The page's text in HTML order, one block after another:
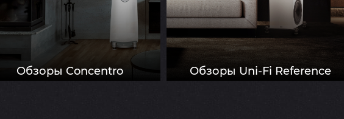
Обзоры Concentro Обзоры Uni-Fi Reference